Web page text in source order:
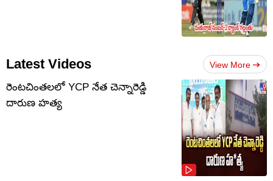
Latest Videos View More
రెంటచింతలలో YCP నేత చెన్నారెడ్డి
దారుణ హత్య